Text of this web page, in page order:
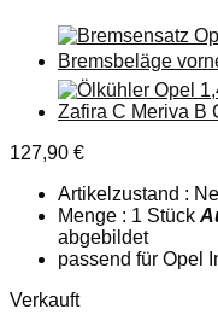
127,90 €
Artikelzustand :
Menge : 1 Stück
abgebildet
passend für Opel
Verkauft